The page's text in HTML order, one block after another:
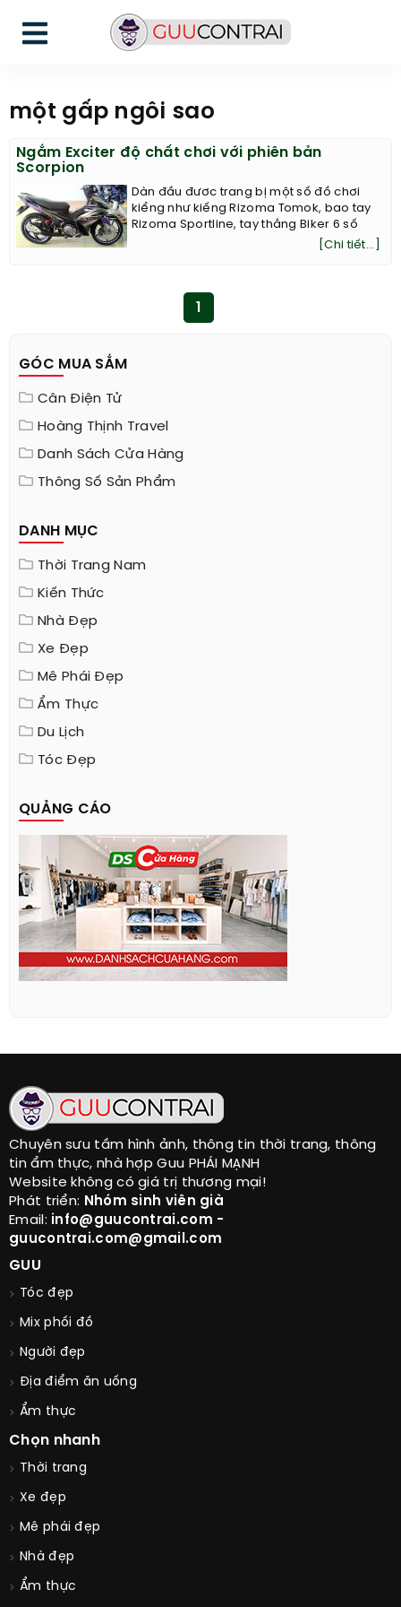
một gấp ngôi sao
Ngắm Exciter độ chất chơi với phiên bản
Scorpion
Dàn đầu đươc trang bị một số đồ chơi
kiểng như kiếng Rizoma Tomok, bao tay
Rizoma Sportline, tay thắng Biker 6 số
[Chi tiết...]
GÓC MUA SẮM
Cân Điện Tử
Hoàng Thịnh Travel
Danh Sách Cửa Hàng
Thông Số Sản Phẩm
DANH MỤC
Thời Trang Nam
Kiến Thức
Nhà Đẹp
Xe Đẹp
Mê Phái Đẹp
Ẩm Thực
Du Lịch
Tóc Đẹp
QUẢNG CÁO
Chuyên sưu tầm hình ảnh, thông tin thời trang, thông
tin ẩm thực, nhà hợp Guu PHÁI MẠNH
Website không có giá trị thương mại!
Phát triển: Nhóm sinh viên già
Email: info@guucontrai.com -
guucontrai.com@gmail.com
GUU
Tóc đẹp
Mix phối đồ
Người đẹp
Địa điểm ăn uống
Ẩm thực
Chọn nhanh
Thời trang
Xe đẹp
Mê phái đẹp
Nhà đẹp
Ẩm thực